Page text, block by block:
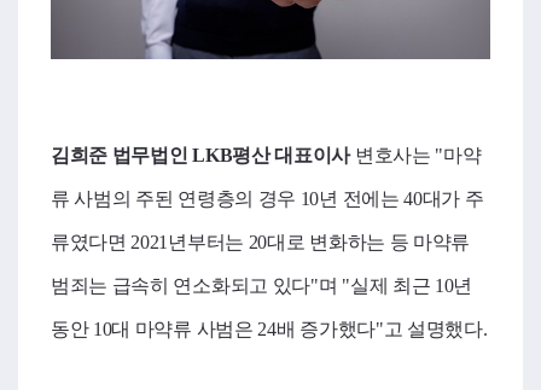
김희준 법무법인LKB평산 대표이사변호사는 "마약
류 사범의 주된 연령층의 경우 10년 전에는 40대가 주
류였다면 2021년부터는 20대로 변화하는 등 마약류
범죄는 급속히 연소화되고 있다"며 "실제 최근 10년
동안 10대 마약류 사범은 24배 증가했다"고 설명했다.